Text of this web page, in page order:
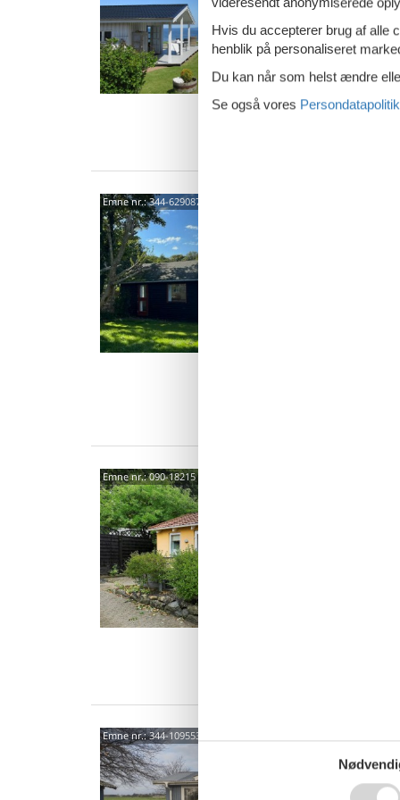
3,6
Skønt
6
3
Emne nr.:344-629087
Emne nr.:090-18215
Emne nr.:344-109553
byliv
Hvis du accepterer brug af alle
henblik på personaliseret
Du kan når som helst ændre
Se også vores Persondatapolitik